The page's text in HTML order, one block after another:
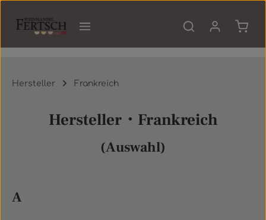
Hersteller Frankreich
Hersteller・Frankreich
(Auswahl)
A